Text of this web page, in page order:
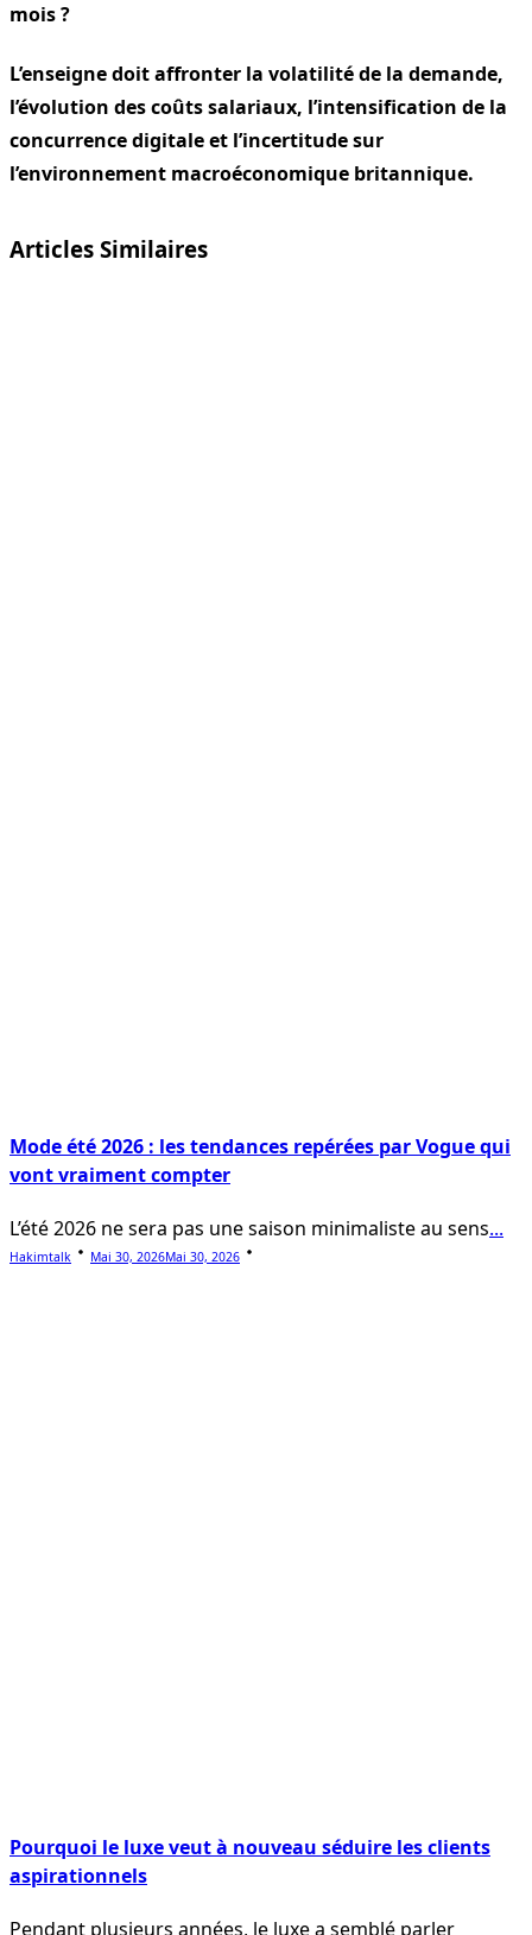
mois ?
L’enseigne doit affronter la volatilité de la demande,
l’évolution des coûts salariaux, l’intensification de la
concurrence digitale et l’incertitude sur
l’environnement macroéconomique britannique.
Articles Similaires
Mode été 2026 : les tendances repérées par Vogue qui
vont vraiment compter
L’été 2026 ne sera pas une saison minimaliste au sens...
Hakimtalk Mai 30, 2026Mai 30, 2026
Pourquoi le luxe veut à nouveau séduire les clients
aspirationnels
Pendant plusieurs années, le luxe a semblé parler